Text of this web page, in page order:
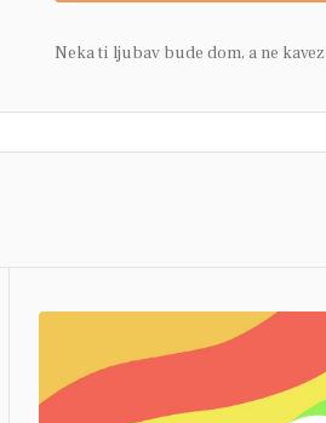
Neka ti ljubav bude dom, a ne kavez